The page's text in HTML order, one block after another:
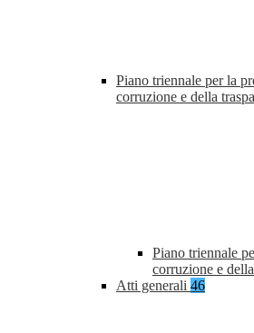
Piano triennale per la
corruzione e della
Piano triennale
corruzione e
Atti generali 46